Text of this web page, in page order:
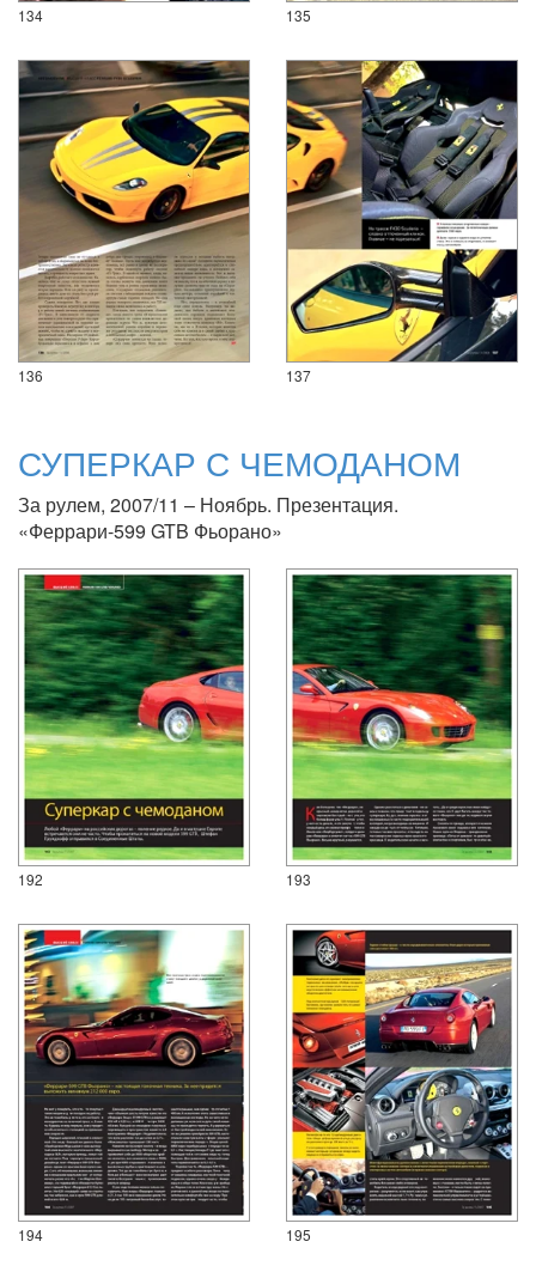
134 135
136 137
СУПЕРКАР С ЧЕМОДАНОМ
За рулем, 2007/11 – Ноябрь. Презентация.
«Феррари-599 GTB Фьорано»
192 193
194 195